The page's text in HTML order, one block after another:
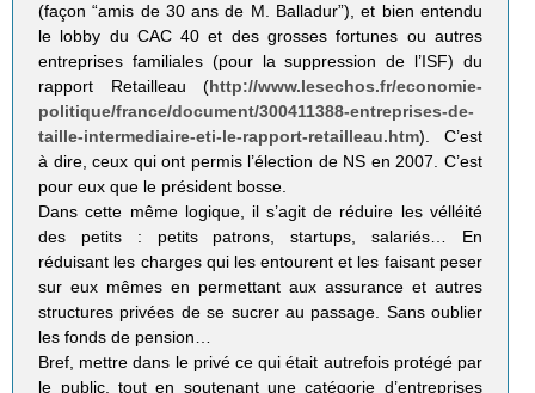
(façon “amis de 30 ans de M. Balladur”), et bien entendu
le lobby du CAC 40 et des grosses fortunes ou autres
entreprises familiales (pour la suppression de l’ISF) du
rapport Retailleau (http://www.lesechos.fr/economie-
politique/france/document/300411388-entreprises-de-
taille-intermediaire-eti-le-rapport-retailleau.htm). C’est
à dire, ceux qui ont permis l’élection de NS en 2007. C’est
pour eux que le président bosse.
Dans cette même logique, il s’agit de réduire les vélléité
des petits : petits patrons, startups, salariés… En
réduisant les charges qui les entourent et les faisant peser
sur eux mêmes en permettant aux assurance et autres
structures privées de se sucrer au passage. Sans oublier
les fonds de pension…
Bref, mettre dans le privé ce qui était autrefois protégé par
le public, tout en soutenant une catégorie d’entreprises